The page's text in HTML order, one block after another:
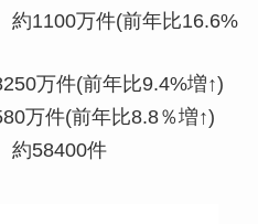
約1100万件(前年比16.6%
万件(前年比9.4%増↑)
万件(前年比8.8％増↑)
約58400件